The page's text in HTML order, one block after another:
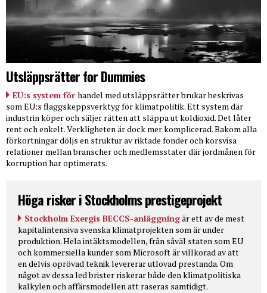
Utsläppsrätter for Dummies
EU:s system för handel med utsläppsrätter brukar beskrivas
som EU:s flaggskeppsverktyg för klimatpolitik. Ett system där
industrin köper och säljer rätten att släppa ut koldioxid. Det låter
rent och enkelt. Verkligheten är dock mer komplicerad. Bakom alla
förkortningar döljs en struktur av riktade fonder och korsvisa
relationer mellan branscher och medlemsstater där jordmånen för
korruption har optimerats.
Höga risker i Stockholms prestigeprojekt
Stockholm Exergis BECCS-anläggningär ett av de mest
kapitalintensiva svenska klimatprojekten som är under
produktion. Hela intäktsmodellen, från såväl staten som EU
och kommersiella kunder som Microsoft är villkorad av att
en delvis oprövad teknik levererar utlovad prestanda. Om
något av dessa led brister riskerar både den klimatpolitiska
kalkylen och affärsmodellen att raseras samtidigt.